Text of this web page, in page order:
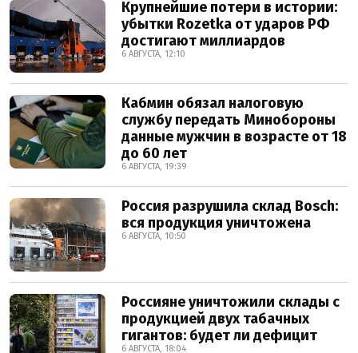
Крупнейшие потери в истории:
убытки Rozetka от ударов РФ
достигают миллиардов
6 АВГУСТА, 12:10
Кабмин обязал налоговую
службу передать Минобороны
данные мужчин в возрасте от 18
до 60 лет
6 АВГУСТА, 19:39
Россия разрушила склад Bosch:
вся продукция уничтожена
6 АВГУСТА, 10:50
Россияне уничтожили склады с
продукцией двух табачных
гигантов: будет ли дефицит
6 АВГУСТА, 18:04